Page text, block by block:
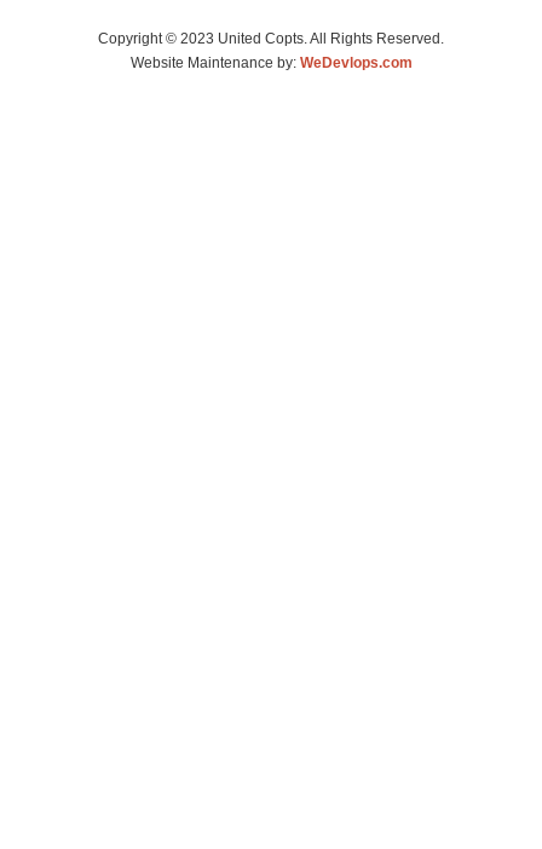
Copyright © 2023 United Copts. All Rights Reserved.
Website Maintenance by: WeDevlops.com